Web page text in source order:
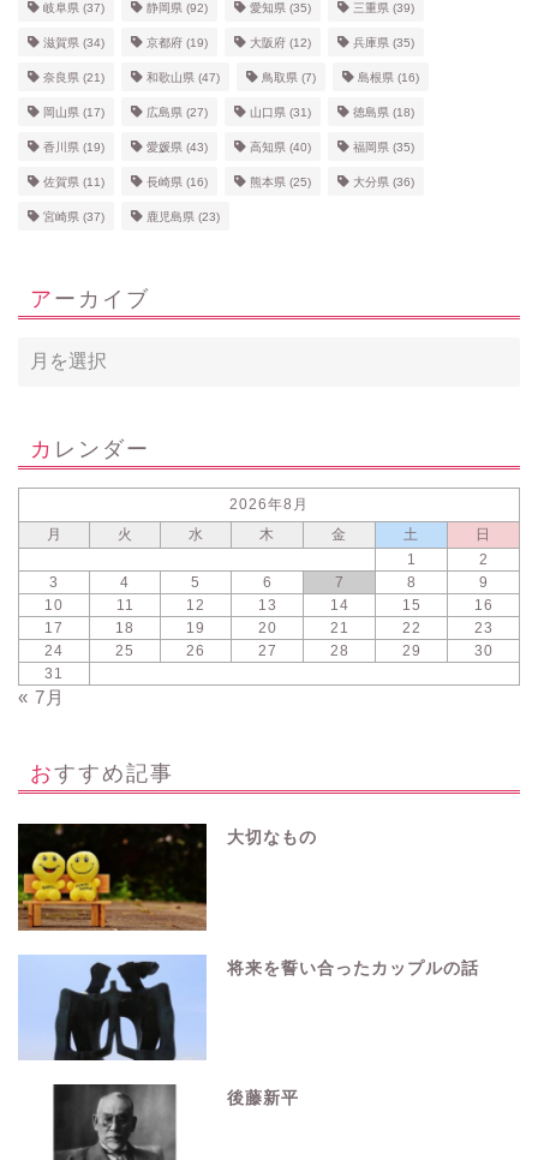
岐阜県 (37) 静岡県 (92) 愛知県 (35) 三重県 (39)
滋賀県 (34) 京都府 (19) 大阪府 (12) 兵庫県 (35)
奈良県 (21) 和歌山県 (47) 鳥取県 (7) 島根県 (16)
岡山県 (17) 広島県 (27) 山口県 (31) 徳島県 (18)
香川県 (19) 愛媛県 (43) 高知県 (40) 福岡県 (35)
佐賀県 (11) 長崎県 (16) 熊本県 (25) 大分県 (36)
宮崎県 (37) 鹿児島県 (23)
アーカイブ
カレンダー
2026年8月
月
火 水 木 金 土
日
1
2
3
4 5 6 7 8
9
10
11 12 13 14 15
16
17
18 19 20 21 22
23
24
25 26 27 28 29
30
31
« 7月
おすすめ記事
大切なもの
将来を誓い合ったカップルの話
後藤新平